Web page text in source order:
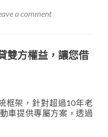
a comment
雙方權益，讓您借
框架，針對超過10年老
車提供專屬方案，透過